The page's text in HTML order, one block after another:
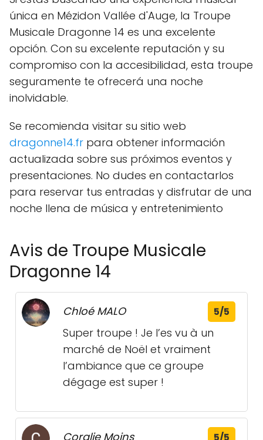
única en Mézidon Vallée d'Auge, la Troupe
Musicale Dragonne 14 es una excelente
opción. Con su excelente reputación y su
compromiso con la accesibilidad, esta troupe
seguramente te ofrecerá una noche
inolvidable.
Se recomienda visitar su sitio web
dragonne14.fr para obtener información
actualizada sobre sus próximos eventos y
presentaciones. No dudes en contactarlos
para reservar tus entradas y disfrutar de una
noche llena de música y entretenimiento
Avis de Troupe Musicale
Dragonne 14
Chloé MALO 5/5
Super troupe ! Je l’es vu à un
marché de Noël et vraiment
l’ambiance que ce groupe
dégage est super !
Coralie Moins 5/5